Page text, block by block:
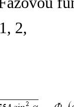
2,